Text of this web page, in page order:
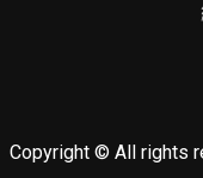
Copyright © All rights